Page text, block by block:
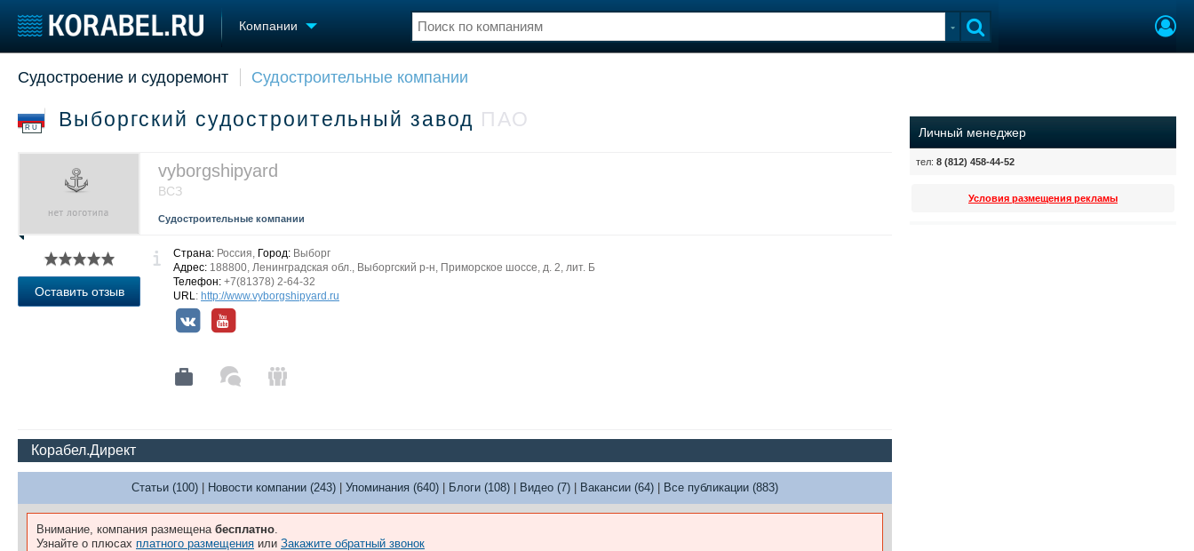
Компании
Судостроение
Новости
Репутация
Работа
Крюинг
Реклама
Торговая площадка
Продажа флота
Изделия
Материалы
Конференции
Личности
Судостроение и судоремонт Судостроительные компании
RU Выборгский судостроительный завод ПАО
vyborgshipyard
ВСЗ
Судостроительные компании
Оставить отзыв
Страна: Россия, Город: Выборг
Адрес: 188800, Ленинградская обл., Выборгский р-н, Приморское шоссе, д. 2, лит. Б
Телефон: +7(81378) 2-64-32
URL: http://www.vyborgshipyard.ru
Корабел.Директ
Статьи (100) Новости компании (243) Упоминания (640) Блоги (108) Видео (7) Вакансии (64) Все публикации (883)
Внимание, компания размещена бесплатно.
Узнайте о плюсах платного размещения или Закажите обратный звонок
Личный менеджер
тел: 8 (812) 458-44-52
Условия размещения рекламы